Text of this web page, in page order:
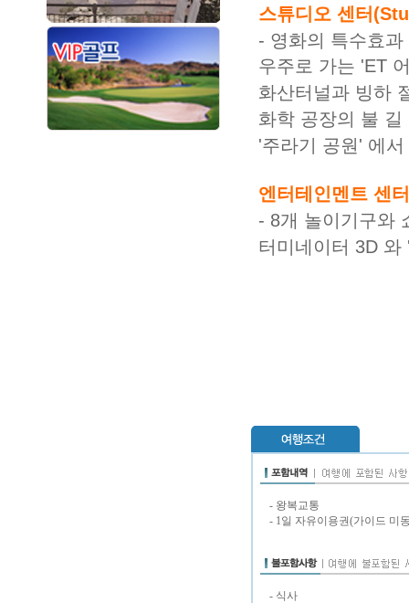
스튜디오 센터
- 영화의 특수효
우주로 가는 'ET
화산터널과 빙하
화학 공장의 불
'주라기 공원' 에
엔터테인멘트 센
- 8개 놀이기구와
터미네이터 3D
- 왕복교통
- 1일 자유이용권(가이드 미
- 식사